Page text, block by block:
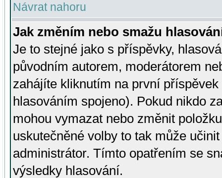
Návrat nahoru
Jak změním nebo smažu
Je to stejné jako s příspěvky,
původním autorem, moderátorem
zahájíte kliknutím na první
hlasováním spojeno). Pokud nikdo
mohou vymazat nebo změnit
uskutečněné volby to tak může
administrátor. Tímto opatřením se
výsledky hlasování.